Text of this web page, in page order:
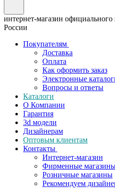
интернет-магазин официального
России
Покупателям
Доставка
Оплата
Как оформить заказ
Электронные
Вопросы и ответы
Каталоги
О Компании
Гарантия
3d модели
Дизайнерам
Оптовым клиентам
Контакты
Интернет-магазин
Фирменные
Розничные магазины
Рекомендуем